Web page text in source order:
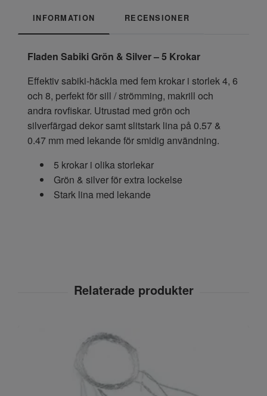
INFORMATION RECENSIONER
Fladen Sabiki Grön & Silver – 5 Krokar
Effektiv sabiki-häckla med fem krokar i storlek 4, 6
och 8, perfekt för sill / strömming, makrill och
andra rovfiskar. Utrustad med grön och
silverfärgad dekor samt slitstark lina på 0.57 &
0.47 mm med lekande för smidig användning.
5 krokar i olika storlekar
Grön & silver för extra lockelse
Stark lina med lekande